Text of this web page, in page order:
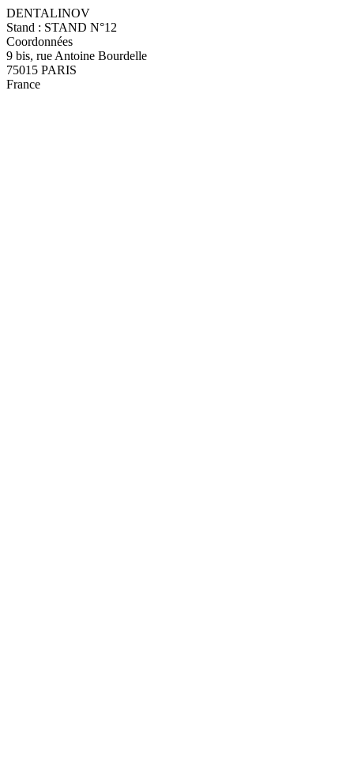
DENTALINOV
Stand : STAND N°12
Coordonnées
9 bis, rue Antoine Bourdelle
75015 PARIS
France